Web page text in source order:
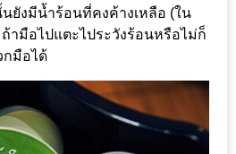
ยังมีน้ำร้อนที่คงค้างเหลือ (ใน
ามือไปแตะไประวังร้อนหรือไม่ก็
กมือได้